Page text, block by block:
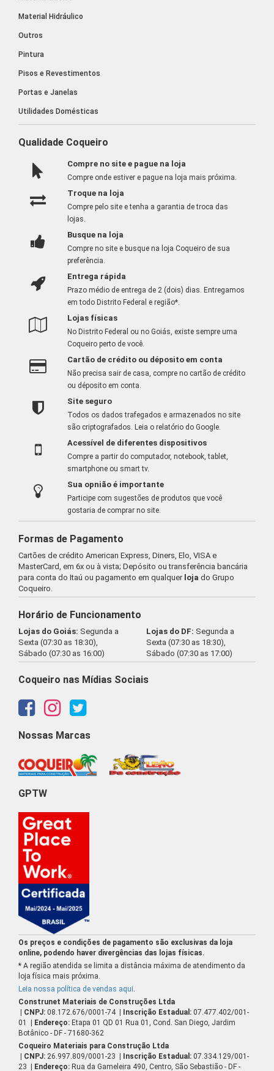
Material Hidráulico
Outros
Pintura
Pisos e Revestimentos
Portas e Janelas
Utilidades Domésticas
Qualidade Coqueiro
Compre no site e pague na loja
Compre onde estiver e pague na loja mais próxima.
Troque na loja
Compre pelo site e tenha a garantia de troca das
lojas.
Busque na loja
Compre no site e busque na loja Coqueiro de sua
preferência.
Entrega rápida
Prazo médio de entrega de 2 (dois) dias. Entregamos
em todo Distrito Federal e região*.
Lojas físicas
No Distrito Federal ou no Goiás, existe sempre uma
Coqueiro perto de você.
Cartão de crédito ou déposito em conta
Não precisa sair de casa, compre no cartão de crédito
ou déposito em conta.
Site seguro
Todos os dados trafegados e armazenados no site
são criptografados. Leia o relatório do Google.
Acessível de diferentes dispositivos
Compre a partir do computador, notebook, tablet,
smartphone ou smart tv.
Sua opnião é importante
Participe com sugestões de produtos que você
gostaria de comprar no site.
Formas de Pagamento
Cartões de crédito American Express, Diners, Elo, VISA e
MasterCard, em 6x ou à vista; Depósito ou transferência bancária
para conta do Itaú ou pagamento em qualquer loja do Grupo
Coqueiro.
Horário de Funcionamento
Lojas do Goiás: Segunda a
Sexta (07:30 as 18:30),
Sábado (07:30 as 16:00)
Lojas do DF: Segunda a
Sexta (07:30 as 18:30),
Sábado (07:30 as 17:00)
Coqueiro nas Mídias Sociais
Nossas Marcas
GPTW
Os preços e condições de pagamento são exclusivas da loja
online, podendo haver divergências das lojas físicas.
* A região atendida se limita a distância máxima de atendimento da
loja física mais próxima.
Leia nossa política de vendas aqui
Construnet Materiais de Construções Ltda
| CNPJ: 08.172.676/0001-74 | Inscrição Estadual: 07.477.402/001-
01
| Endereço: Etapa 01 QD 01 Rua 01, Cond. San Diego, Jardim
Botânico - DF - 71680-362
Coqueiro Materiais para Construção Ltda
| CNPJ: 26.997.809/0001-23 | Inscrição Estadual: 07.334.129/001-
23 | Endereço: Rua da Gameleira 490, Centro, São Sebastião - DF -